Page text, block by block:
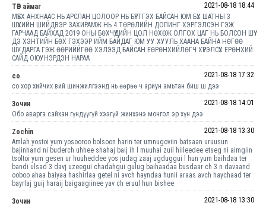
ТӨВ аймаг
2021-08-18 18:44
МҮБХ АНХНААС НЬ АРСЛАН ЦОЛООР НЬ БҮРТГЭХ БАЙСАН ЮМ БҮХ ШАТНЫ 3
ШҮҮХИЙН ШИЙДВЭР ЗАХИРАМЖ НЬ 4 ТӨРӨЛИЙН ДОПИНГ ХЭРГЭЛСЭН ГЭЖ
ГАРЧААД БАЙХАД 2019 ОНЫ БӨХЧҮҮДИЙН ЦОЛ НӨХӨЖ ОЛГОХ ЦАГ НЬ БОЛСОН ШҮҮ
ДЭ ХЭНТИЙН БӨХ ГЭХЭЭР ИЙМ БАЙДАГ ЮМ УУ ХУУЛЬ ХААНА БАЙНА НӨГӨӨ
ШУДАРГА ГЭЖ ӨӨРИЙЙГӨӨ ХЭЛЭЭД БАЙСАН EӨРӨНХИЙЛӨГЧ ХҮРЭЛСҮХ EРӨНХИЙ
САЙД ОЮУНЭРДЭН НАРАА
со
2021-08-18 17:32
со хор хийчих вий шинжилгээнд нь өөрөө ч ариун амьтан биш ш дээ
Зочин
2021-08-18 14:01
Обо аварга сайхан гүндүүгүй хээгүй жинхэнэ монгол эр хүн дээ
Zochin
2021-08-18 13:30
Amlah yostoi yum yosooroo bolsoon harin ter umnugoviin batsaan uruusun
bajinhand ni buderch uhhee shahaj baij ih l muuhai zuil hiileedee etseg ni aimgiin
tsoltoi yum gesen ur huuheddee yos judag zaaj ugduggui l hun yum baihdaa ter
bandi ulsad 3 davj uzeegui chadahgui gulug baihaadaa busdaar ch 3 n davaand
ooboo ahaa baiyaa hashirlaa getel ni avch hayndaa hunii araas avch haychaad ter
bayrlaj guij haraij baigaagiinee yav ch eruul hun bishee
Зочин
2021-08-18 13:30